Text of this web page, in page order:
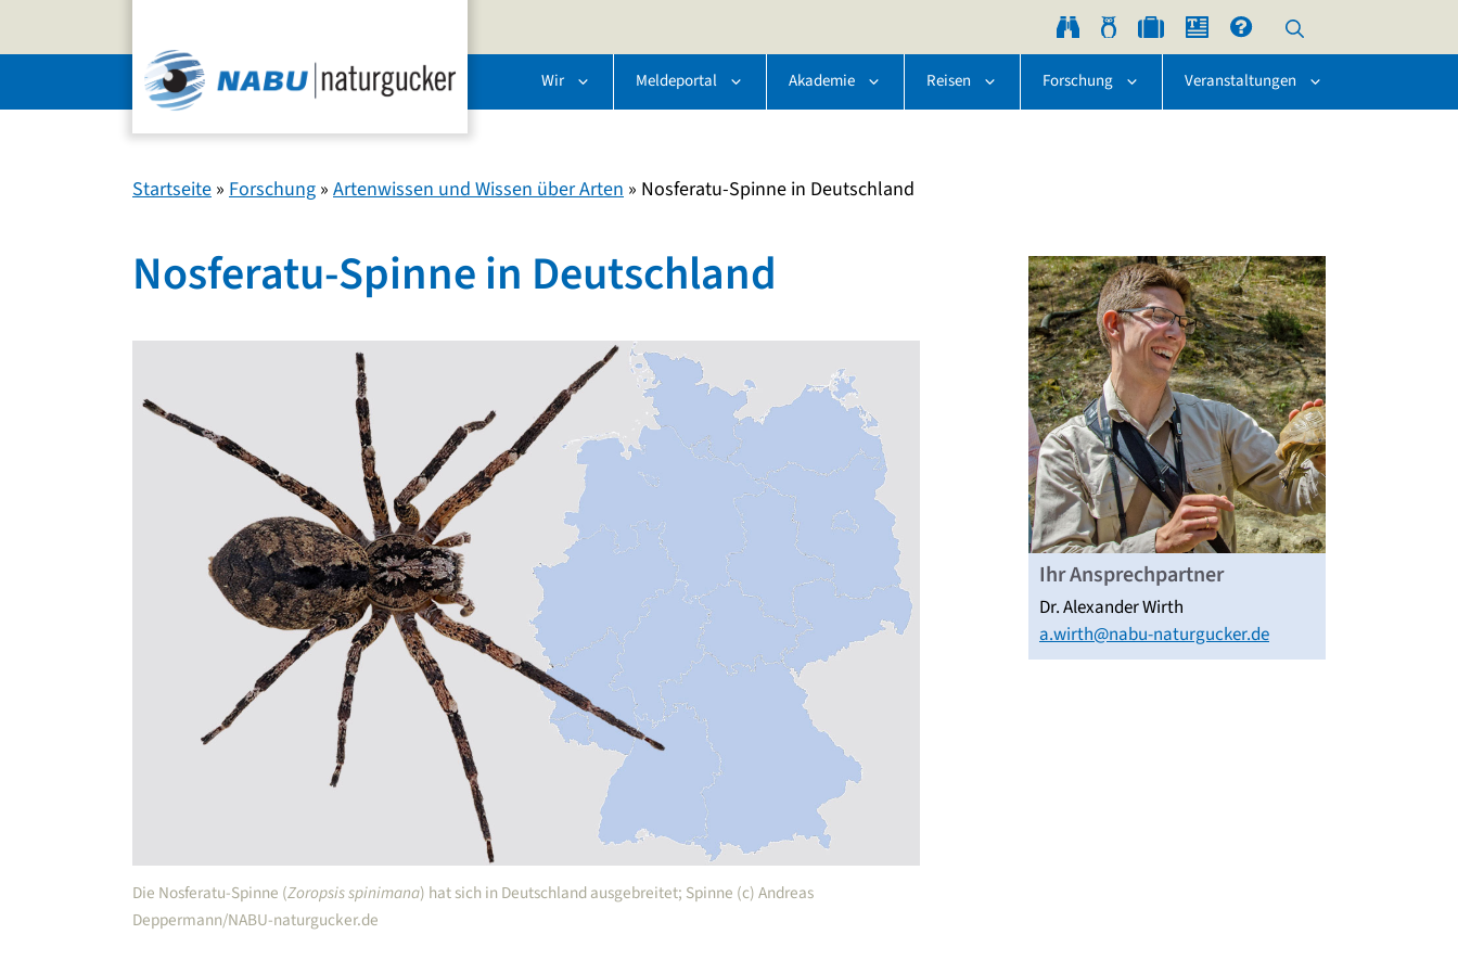
Wir Meldeportal Akademie Reisen Forschung Veranstaltungen
Startseite » Forschung » Artenwissen und Wissen über Arten » Nosferatu-Spinne in Deutschland
Nosferatu-Spinne in Deutschland
Die Nosferatu-Spinne (Zoropsis spinimana) hat sich in Deutschland ausgebreitet; Spinne (c) Andreas
Deppermann/NABU-naturgucker.de
Ihr Ansprechpartner
Dr. Alexander Wirth
a.wirth@nabu-naturgucker.de